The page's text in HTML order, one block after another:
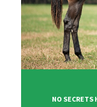
NO SECRETS